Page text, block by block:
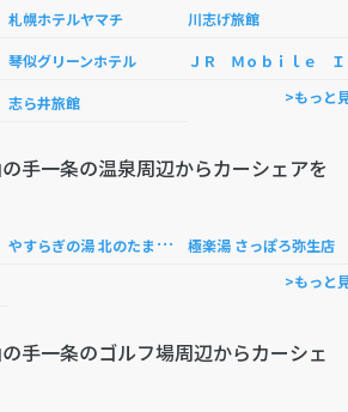
札幌ホテルヤマチ 川志げ旅館
琴似グリーンホテル
志ら井旅館 >もっと
手一条の温泉周辺からカーシェアを
や
すらぎの湯 北のたまゆら （桑園店） 極楽湯 さっぽろ弥生店
>もっと
手一条のゴルフ場周辺からカーシェ